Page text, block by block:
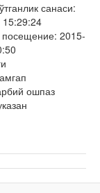
санаси:
2015-
ошпаз